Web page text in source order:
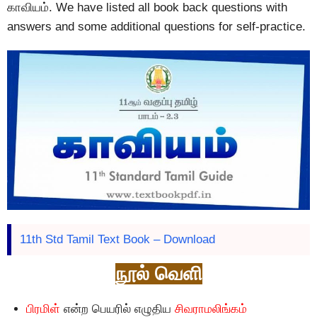
காவியம். We have listed all book back questions with
answers and some additional questions for self-practice.
11th Std Tamil Text Book – Download
நூல் வெளி
பிரமிள் என்ற பெயரில் எழுதிய சிவராமலிங்கம்